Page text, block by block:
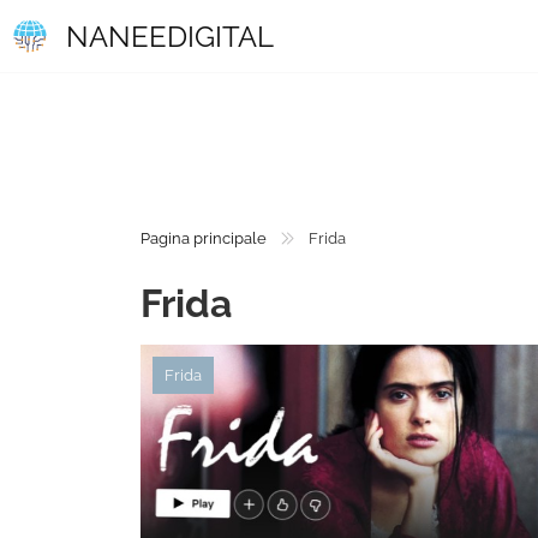
NANEEDIGITAL
Pagina principale Frida
Frida
Frida